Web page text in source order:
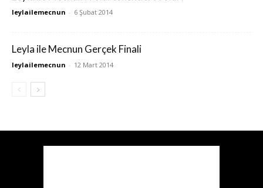
leylailemecnun - 6 Şubat 2014
Leyla ile Mecnun Gerçek Finali
leylailemecnun - 12 Mart 2014